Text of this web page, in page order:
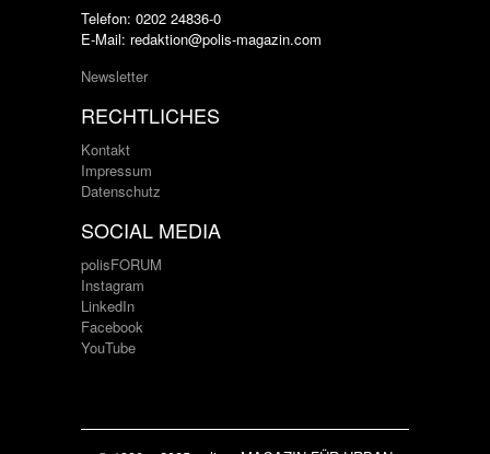
Telefon: 0202 24836-0
E-Mail: redaktion@polis-magazin.com
Newsletter
RECHTLICHES
Kontakt
Impressum
Datenschutz
SOCIAL MEDIA
polisFORUM
Instagram
LinkedIn
Facebook
YouTube